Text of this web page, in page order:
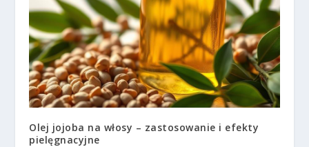
Olej jojoba na włosy – zastosowanie i efekty
pielęgnacyjne